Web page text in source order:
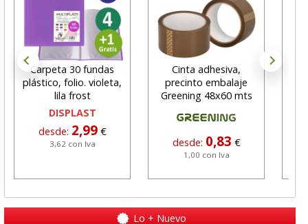
Carpeta 30 fundas
plástico, folio. violeta,
lila frost
DISPLAST
desde: 2,99 €
3,62 con Iva
Cinta adhesiva,
precinto embalaje
Greening 48x60 mts
desde: 0,83 €
1,00 con Iva
Lo + Nuevo